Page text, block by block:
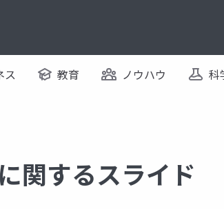
ス 教育 ノウハウ 科
関するスライド